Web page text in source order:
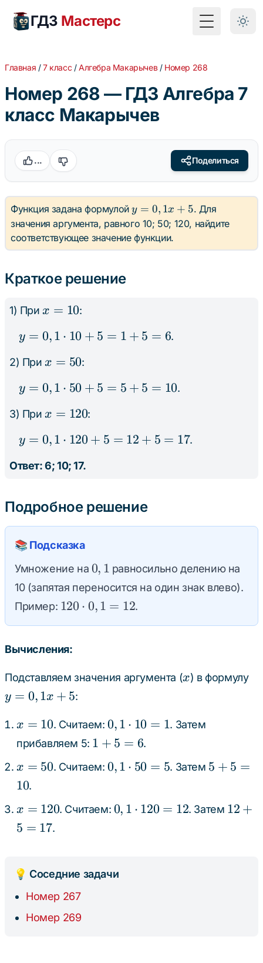
ГДЗ Мастерс Toggle Menu
Главная /7 класс /Алгебра Макарычев/ Номер 268
Номер 268 — ГДЗ Алгебра 7
класс Макарычев
... Поделиться
Функция задана формулойy =
0,1x
+ 5
y = 0, 1x + 5. Для
значения аргумента, равного 10; 50; 120, найдите
соответствующее значение функции.
Краткое решение
1) Приx
10
x = 10:
y =
\cdot
10 +
5 = 1
+ 5
y = 0,1 ⋅ 10 + 5 = 1 + 5 = 6.
2) Приx
50
x = 50:
y =
\cdot
50 +
5 = 5
+ 5
y = 0,1 ⋅ 50 + 5 = 5 + 5 = 10.
3) Приx
120
x = 120:
y =
\cdot
+ 5
= 12
+ 5
= 17
y = 0,1 ⋅ 120 + 5 = 12 + 5 = 17.
Ответ: 6; 10; 17.
Подробное решение
📚 Подсказка
Умножение на 0,1
0, 1 равносильно делению на
10 (запятая переносится на один знак влево).
Пример: 120
12
120 ⋅ 0,1 = 12.
Вычисления:
Подставляем значения аргумента (x
x) в формулуy
y = 0,1x + 5:
x
=
10
x = 10. Считаем:0,1
\cdot
1
0,1 ⋅ 10 = 1. Затем
прибавляем 5: 1
5
1 + 5 = 6.
x
=
x = 50. Считаем:0,1
5
0,1 ⋅ 50 = 5. Затем 5
=
5 + 5 =
10.
x
=
x = 120. Считаем: 0,1
0, 1 ⋅ 120 = 12. Затем 12
12 +
5 = 17.
💡 Соседние задачи
Номер 267
Номер 269